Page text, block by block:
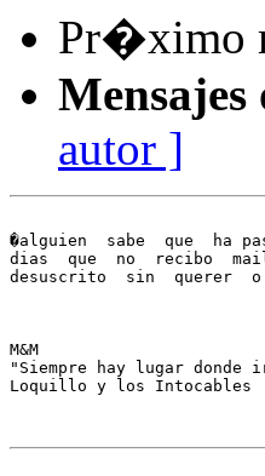
Pr�ximo
autor ]
�alguien  sabe  que  ha
dias  que  no  recibo
desuscrito  sin  querer
M&M
"Siempre hay lugar donde
Loquillo y los Intocables